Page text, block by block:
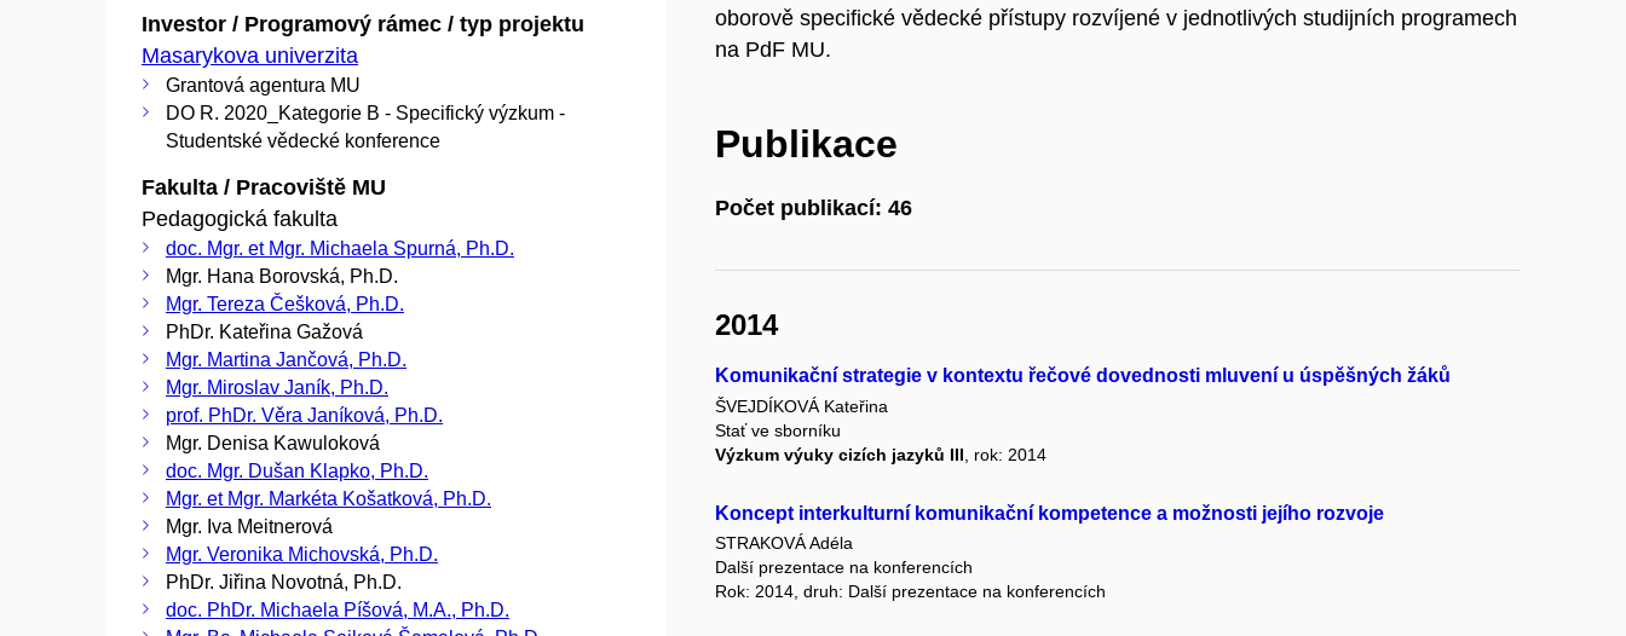
Investor / Programový rámec / typ projektu
Masarykova univerzita
Grantová agentura MU
DO R. 2020_Kategorie B - Specifický výzkum -
Studentské vědecké konference
Fakulta / Pracoviště MU
Pedagogická fakulta
doc. Mgr. et Mgr. Michaela Spurná, Ph.D.
Mgr. Hana Borovská, Ph.D.
Mgr. Tereza Češková, Ph.D.
PhDr. Kateřina Gažová
Mgr. Martina Jančová, Ph.D.
Mgr. Miroslav Janík, Ph.D.
prof. PhDr. Věra Janíková, Ph.D.
Mgr. Denisa Kawuloková
doc. Mgr. Dušan Klapko, Ph.D.
Mgr. et Mgr. Markéta Košatková, Ph.D.
Mgr. Iva Meitnerová
Mgr. Veronika Michovská, Ph.D.
PhDr. Jiřina Novotná, Ph.D.
doc. PhDr. Michaela Píšová, M.A., Ph.D.
oborově specifické vědecké přístupy rozvíjené v jednotlivých studijních programech
na PdF MU.
Publikace
Počet publikací: 46
2014
Komunikační strategie v kontextu řečové dovednosti mluvení u úspěšných žáků
ŠVEJDÍKOVÁ Kateřina
Stať ve sborníku
Výzkum výuky cizích jazyků III , rok: 2014
Koncept interkulturní komunikační kompetence a možnosti jejího rozvoje
STRAKOVÁ Adéla
Další prezentace na konferencích
Rok: 2014, druh: Další prezentace na konferencích